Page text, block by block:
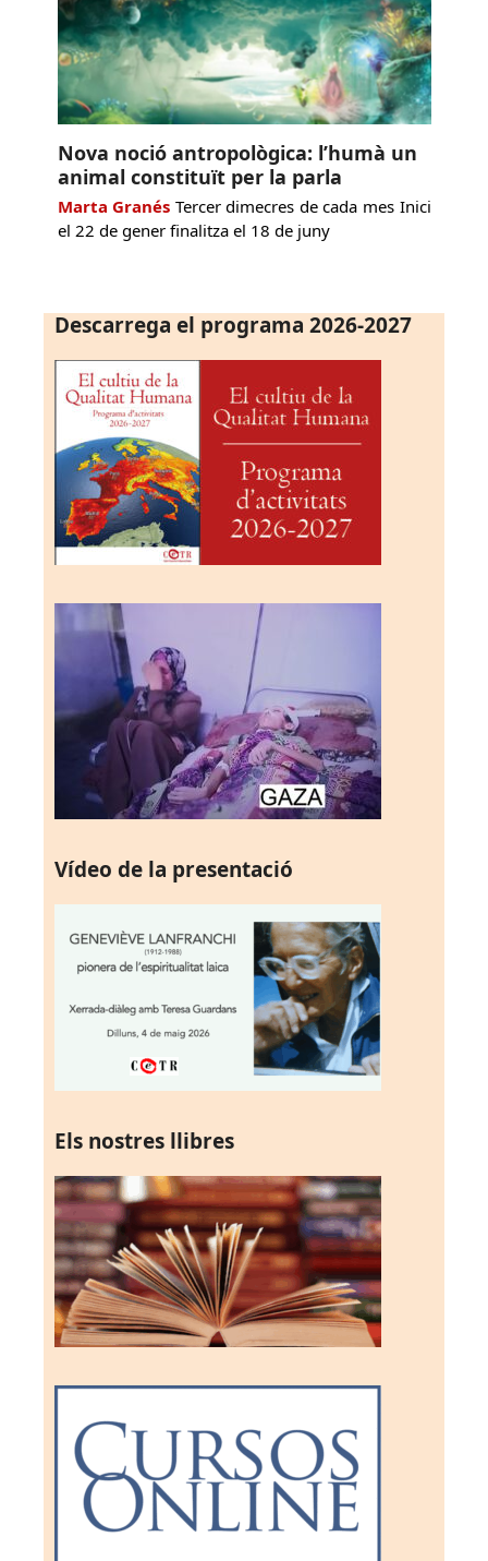
Nova noció antropològica: l’humà un
animal constituït per la parla
Marta Granés Tercer dimecres de cada mes Inici
el 22 de gener finalitza el 18 de juny
Descarrega el programa 2026-2027
Vídeo de la presentació
Els nostres llibres